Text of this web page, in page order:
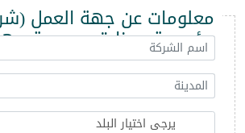
معلومات عن جهة العمل
مؤسسة - وزارة - مديرية -